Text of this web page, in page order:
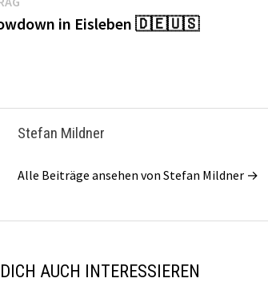
Beitrag: in Eisleben 🇩🇪🇺🇸
Stefan Mildner
Alle Beiträge ansehen von Stefan Mildner →
AUCH INTERESSIEREN